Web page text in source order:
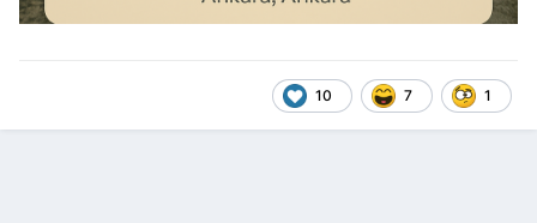
10 7 1